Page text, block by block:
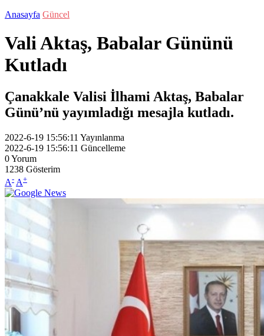
Anasayfa Güncel
Vali Aktaş, Babalar Gününü
Kutladı
Çanakkale Valisi İlhami Aktaş, Babalar
Günü’nü yayımladığı mesajla kutladı.
2022-6-19 15:56:11 Yayınlanma
2022-6-19 15:56:11 Güncelleme
0Yorum
1238 Gösterim
A- A+